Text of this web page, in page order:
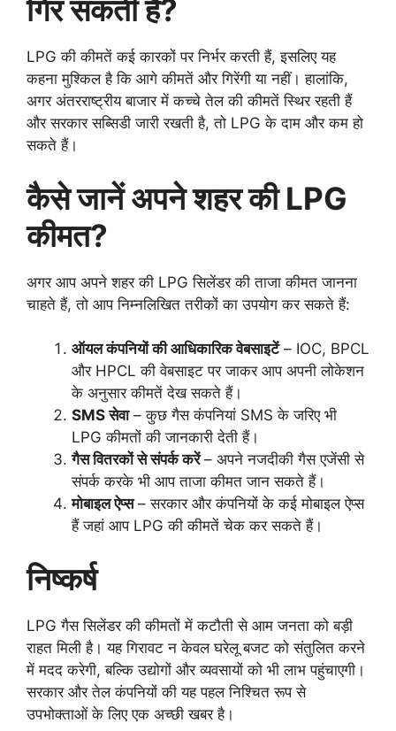
गिर सकती हैं?
LPG की कीमतें कई कारकों पर निर्भर करती हैं, इसलिए यह
कहना मुश्किल है कि आगे कीमतें और गिरेंगी या नहीं। हालांकि,
अगर अंतरराष्ट्रीय बाजार में कच्चे तेल की कीमतें स्थिर रहती हैं
और सरकार सब्सिडी जारी रखती है, तो LPG के दाम और कम हो
सकते हैं।
कैसे जानें अपने शहर की LPG
कीमत?
अगर आप अपने शहर की LPG सिलेंडर की ताजा कीमत जानना
चाहते हैं, तो आप निम्नलिखित तरीकों का उपयोग कर सकते हैं:
ऑयल कंपनियों की आधिकारिक वेबसाइटें– IOC, BPCL
और HPCL की वेबसाइट पर जाकर आप अपनी लोकेशन
के अनुसार कीमतें देख सकते हैं।
SMS सेवा– कुछ गैस कंपनियां SMS के जरिए भी
LPG कीमतों की जानकारी देती हैं।
गैस वितरकों से संपर्क करें– अपने नजदीकी गैस एजेंसी से
संपर्क करके भी आप ताजा कीमत जान सकते हैं।
मोबाइल ऐप्स– सरकार और कंपनियों के कई मोबाइल ऐप्स
हैं जहां आप LPG की कीमतें चेक कर सकते हैं।
निष्कर्ष
LPG गैस सिलेंडर की कीमतों में कटौती से आम जनता को बड़ी
राहत मिली है। यह गिरावट न केवल घरेलू बजट को संतुलित करने
में मदद करेगी, बल्कि उद्योगों और व्यवसायों को भी लाभ पहुंचाएगी।
सरकार और तेल कंपनियों की यह पहल निश्चित रूप से
उपभोक्ताओं के लिए एक अच्छी खबर है।